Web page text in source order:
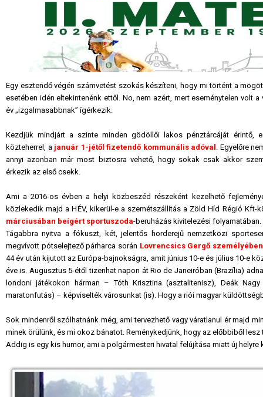
Egy esztendő végén számvetést szokás készíteni, hogy mi történt a
esetében idén eltekintenénk ettől. No, nem azért, mert eseménytelen volt
év „izgalmasabbnak” ígérkezik.
Kezdjük mindjárt a szinte minden gödöllői lakos pénztárcáját érintő,
közteherrel, a január 1-jétől fizetendő kommunális adóval . Egyelőre
annyi azonban már most biztosra vehető, hogy sokak csak akkor
érkezik az első csekk.
Ami a 2016-os évben a helyi közbeszéd részeként kezelhető
közlekedik majd a HÉV, kikerül-e a szemétszállítás a Zöld Híd Régió
márciusában beígért sportuszoda-beruházás kivitelezési folyamatában.
Tágabbra nyitva a fókuszt, két, jelentős horderejű nemzetközi
megvívott pótselejtező párharca során Lovrencsics Gergő személyében
44 év után kijutott az Európa-bajnokságra, amit június 10-e és július 10-e
éve is. Augusztus 5-étől tizenhat napon át Rio de Janeiróban (Brazília)
londoni játékokon hárman – Tóth Krisztina (asztalitenisz), Deák
maratonfutás) – képviselték városunkat (is). Hogy a riói magyar
Sok mindenről szólhatnánk még, ami tervezhető vagy váratlanul ér majd
minek örülünk, és mi okoz bánatot. Reménykedjünk, hogy az előbbiből
Addig is egy kis humor, ami a polgármesteri hivatal felújítása miatt új